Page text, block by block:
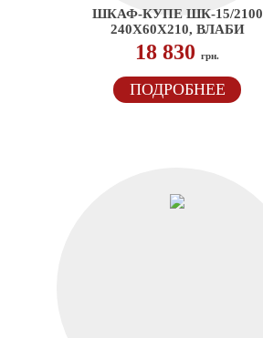
ШКАФ-КУПЕ ШК-15/2100
240Х60Х210, ВЛАБИ
18 830 грн.
ПОДРОБНЕЕ